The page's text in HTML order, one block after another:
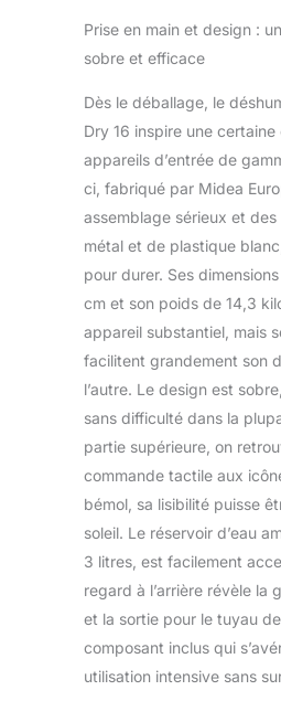
déshumidificateur
sain et propre, en
les polluants
CONTROL: En tant
déshumidificateur
vous permet de
n'importe quand
l'application
appareil est aussi
Alexa et Google
FONCTION: 4
d'après votre
NORMAL,
INTELLIGENT. Le
à sécher les
de pluie. Pour celui
déshumidificateur
maintenir le niveau
intérieure entre
jugé le plus
FAIBLE
son réfrigérant
déshumidificateur
440W par heure.
Grâce aux
déplacer le
Prise en main et design :
sobre et efficace
Dès le déballage, le
Dry 16 inspire une
appareils d’entrée de
ci, fabriqué par Midea
assemblage sérieux et
métal et de plastique
pour durer. Ses
cm et son poids de 14,3
appareil substantiel, mais
facilitent grandement son
l’autre. Le design est
sans difficulté dans la
partie supérieure, on
commande tactile aux
bémol, sa lisibilité puisse
soleil. Le réservoir d’eau
3 litres, est facilement
regard à l’arrière révèle la
et la sortie pour le tuyau
composant inclus qui
utilisation intensive sans